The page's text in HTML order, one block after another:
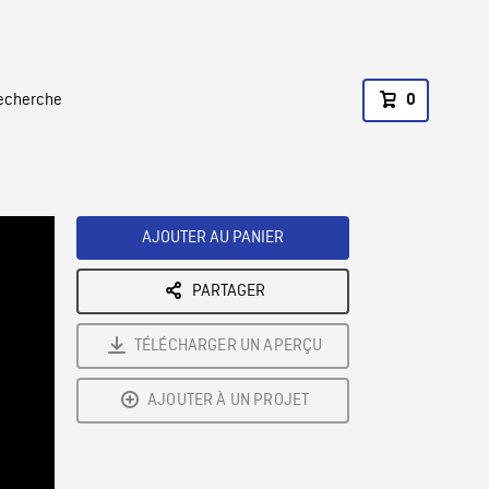
0
AJOUTER AU PANIER
PARTAGER
TÉLÉCHARGER UN APERÇU
AJOUTER À UN PROJET